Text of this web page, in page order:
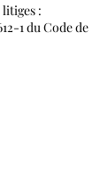
:
1 du Code de